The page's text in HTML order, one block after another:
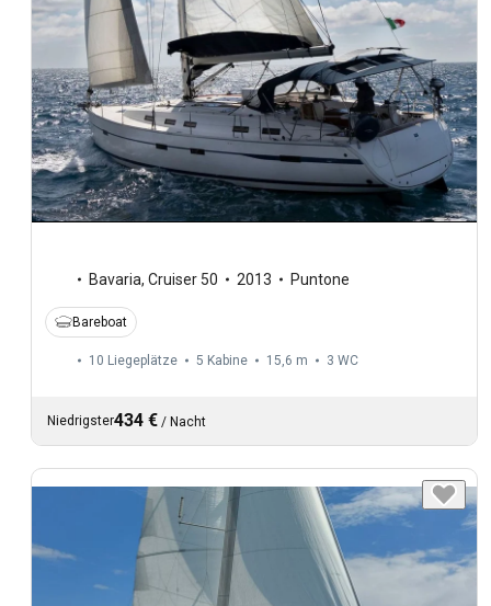
Bavaria, Cruiser 50 2013 Puntone
Bareboat
10 Liegeplätze 5 Kabine 15,6 m 3 WC
Niedrigster434 € / Nacht